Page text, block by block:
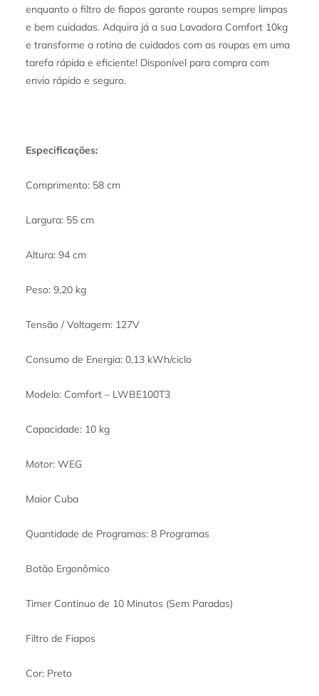
enquanto o filtro de fiapos garante roupas sempre limpas
e bem cuidadas. Adquira já a sua Lavadora Comfort 10kg
e transforme a rotina de cuidados com as roupas em uma
tarefa rápida e eficiente! Disponível para compra com
envio rápido e seguro.
Especificações:
Comprimento: 58 cm
Largura: 55 cm
Altura: 94 cm
Peso: 9,20 kg
Tensão / Voltagem: 127V
Consumo de Energia: 0,13 kWh/ciclo
Modelo: Comfort – LWBE100T3
Capacidade: 10 kg
Motor: WEG
Maior Cuba
Quantidade de Programas: 8 Programas
Botão Ergonômico
Timer Continuo de 10 Minutos (Sem Paradas)
Filtro de Fiapos
Cor: Preto